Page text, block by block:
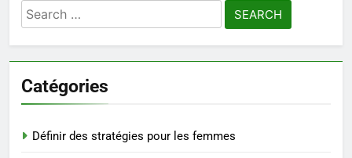
Search
for:
Catégories
Définir des stratégies pour les femmes